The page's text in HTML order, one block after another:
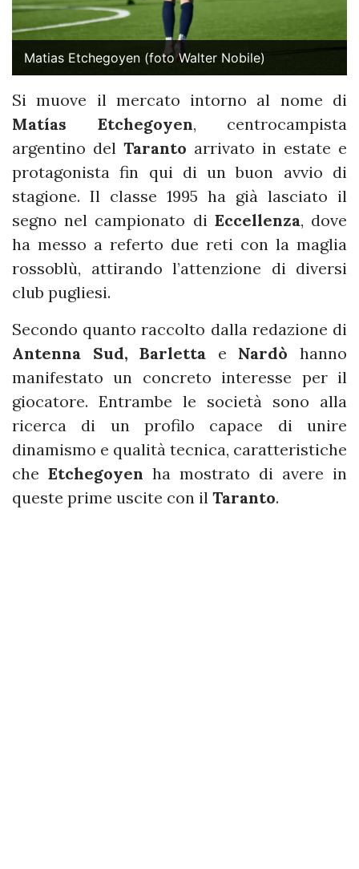
Matias Etchegoyen (foto Walter Nobile)
Si muove il mercato intorno al nome di
Matías Etchegoyen, centrocampista
argentino del Taranto arrivato in estate e
protagonista fin qui di un buon avvio di
stagione. Il classe 1995 ha già lasciato il
segno nel campionato di Eccellenza, dove
ha messo a referto due reti con la maglia
rossoblù, attirando l’attenzione di diversi
club pugliesi.
Secondo quanto raccolto dalla redazione di
Antenna Sud,
Barletta e Nardòhanno
manifestato un concreto interesse per il
giocatore. Entrambe le società sono alla
ricerca di un profilo capace di unire
dinamismo e qualità tecnica, caratteristiche
che Etchegoyen ha mostrato di avere in
queste prime uscite con il Taranto.